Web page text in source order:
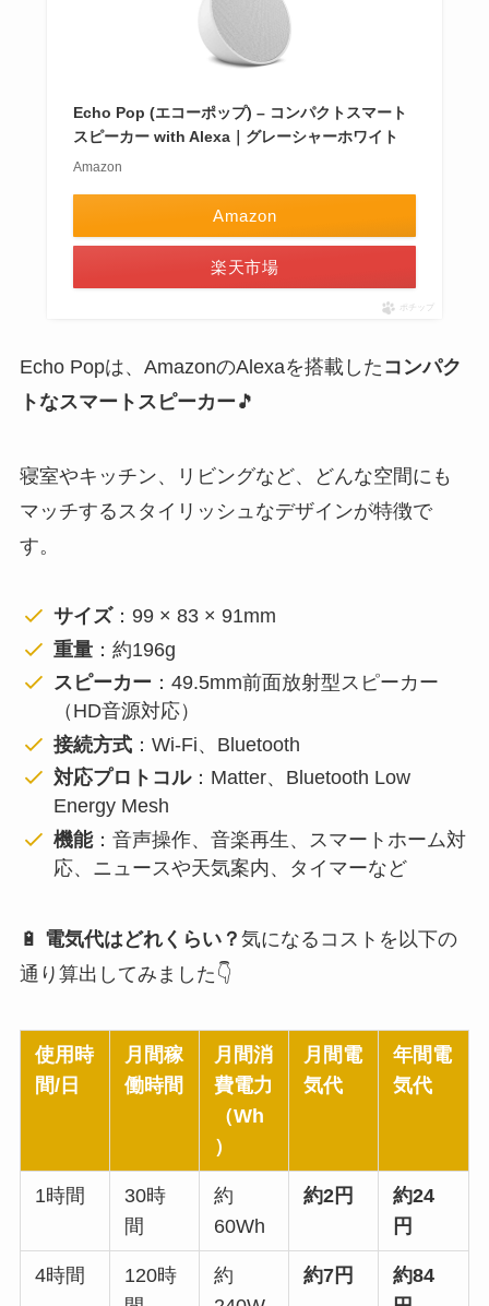
Echo Pop (エコーポップ) – コンパクトスマート
スピーカー with Alexa｜グレーシャーホワイト
Amazon
Amazon
楽天市場
ポチップ
Echo Popは、AmazonのAlexaを搭載した コンパク
トなスマートスピーカー 🎵
寝室やキッチン、リビングなど、どんな空間にも
マッチするスタイリッシュなデザインが特徴で
す。
サイズ：99 × 83 × 91mm
重量 ：約196g
スピーカー ：49.5mm前面放射型スピーカー
（HD音源対応）
接続方式 ：Wi-Fi、Bluetooth
対応プロトコル：Matter、Bluetooth Low
Energy Mesh
機能：音声操作、音楽再生、スマートホーム対
応、ニュースや天気案内、タイマーなど
🔋 電気代はどれくらい？ 気になるコストを以下の
通り算出してみました👇
使用時
間/日
月間稼
働時間
月間消
費電力
（Wh
）
月間電
気代
年間電
気代
1時間
30時
間
約
60Wh
約2円
約24
円
4時間
120時
約
約7円
約84